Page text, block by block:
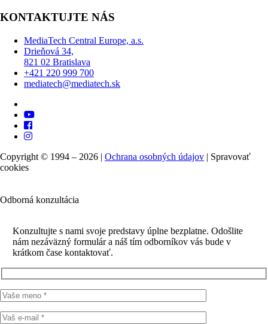
KONTAKTUJTE NÁS
MediaTech Central Europe, a.s.
Drieňová 34,
821 02 Bratislava
+421 220 999 700
mediatech@mediatech.sk
Copyright © 1994 – 2026 | Ochrana osobných údajov | Spravovať
cookies
Odborná konzultácia
Konzultujte s nami svoje predstavy úplne bezplatne. Odošlite
nám nezáväzný formulár a náš tím odborníkov vás bude v
krátkom čase kontaktovať.